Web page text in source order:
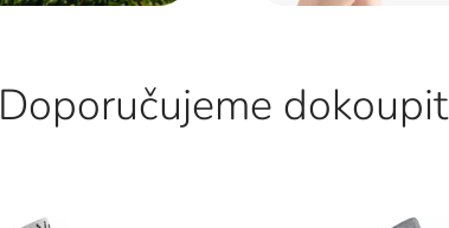
Doporučujeme dokoupit